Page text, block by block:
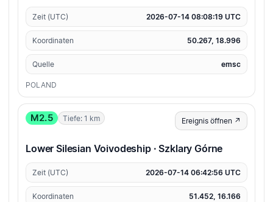
Zeit (UTC) 2026-07-14 08:08:19 UTC
Koordinaten 50.267, 18.996
Quelle emsc
POLAND
M2.5 Tiefe: 1 km Ereignis öffnen ↗
Lower Silesian Voivodeship · Szklary Górne
Zeit (UTC) 2026-07-14 06:42:56 UTC
Koordinaten 51.452, 16.166